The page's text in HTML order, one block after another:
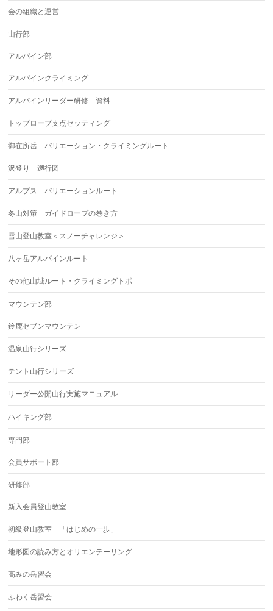
会の組織と運営
山行部
アルパイン部
アルパインクライミング
アルパインリーダー研修 資料
トップロープ支点セッティング
御在所岳 バリエーション・クライミングルート
沢登り 遡行図
アルプス バリエーションルート
冬山対策 ガイドロープの巻き方
雪山登山教室＜スノーチャレンジ＞
八ヶ岳アルパインルート
その他山域ルート・クライミングトポ
マウンテン部
鈴鹿セブンマウンテン
温泉山行シリーズ
テント山行シリーズ
リーダー公開山行実施マニュアル
ハイキング部
専門部
会員サポート部
研修部
新入会員登山教室
初級登山教室 「はじめの一歩」
地形図の読み方とオリエンテーリング
高みの岳習会
ふわく岳習会